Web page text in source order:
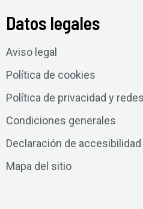
Datos legales
Aviso legal
Política de cookies
Política de privacidad y
Condiciones generales
Declaración de accesibilidad
Mapa del sitio